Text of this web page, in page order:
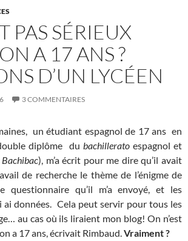
PAS SÉRIEUX
A 17 ANS ?
D’UN LYCÉEN
3 COMMENTAIRES
un étudiant espagnol de 17 ans en
diplôme du bachilleratoespagnol et
Bachibac), m’a écrit pour me dire qu’il avait
de recherche le thème de l’énigme de
questionnaire qu’il m’a envoyé, et les
ai données. Cela peut servir pour tous les
au cas où ils liraient mon blog! On n’est
a 17 ans, écrivait Rimbaud.Vraiment ?